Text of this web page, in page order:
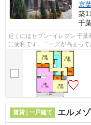
京
築
千
近くにはセブン−イレブン 千
に便利です。ニーズが高まっ
です。初期費用や家賃のカード
賃貸 | 一戸建て エルメ